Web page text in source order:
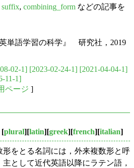
suffix, combining_form などの記事を
語学習の科学』 研究社，2019
02-1] [2023-02-24-1] [2021-04-04-1]
11-1]
ページ ]
[plural][latin][greek][french][italian]
をとる名詞には，外来複数形と呼
として近代英語以降にラテン語，